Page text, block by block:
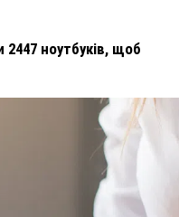
ноутбуків, щоб